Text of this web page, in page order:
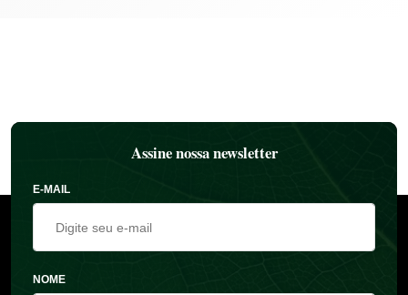
Assine nossa newsletter
E-MAIL
NOME